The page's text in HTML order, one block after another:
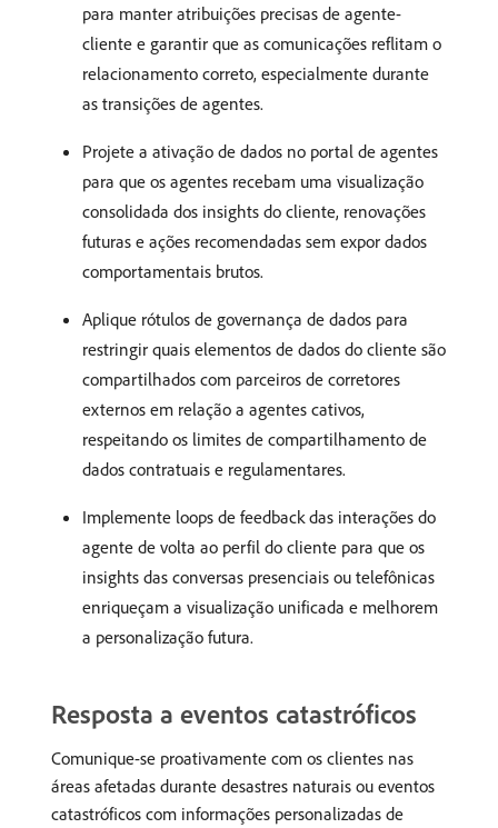
para manter atribuições precisas de agente-
cliente e garantir que as comunicações reflitam o
relacionamento correto, especialmente durante
as transições de agentes.
Projete a ativação de dados no portal de agentes
para que os agentes recebam uma visualização
consolidada dos insights do cliente, renovações
futuras e ações recomendadas sem expor dados
comportamentais brutos.
Aplique rótulos de governança de dados para
restringir quais elementos de dados do cliente são
compartilhados com parceiros de corretores
externos em relação a agentes cativos,
respeitando os limites de compartilhamento de
dados contratuais e regulamentares.
Implemente loops de feedback das interações do
agente de volta ao perfil do cliente para que os
insights das conversas presenciais ou telefônicas
enriqueçam a visualização unificada e melhorem
a personalização futura.
Resposta a eventos catastróficos
Comunique-se proativamente com os clientes nas
áreas afetadas durante desastres naturais ou eventos
catastróficos com informações personalizadas de